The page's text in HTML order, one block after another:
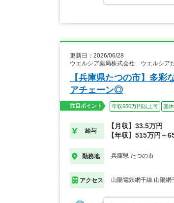
更新日：2026/06/28
ウエルシア薬局株式会社 ウエルシア
【兵庫県たつの市】多彩
アチェーン◎
注目ポイント 年収650万円以上可 産
給与
【月収】33.5万円
【年収】515万円～
勤務地 兵庫県 たつの市
アクセス 山陽電鉄網干線 山陽網